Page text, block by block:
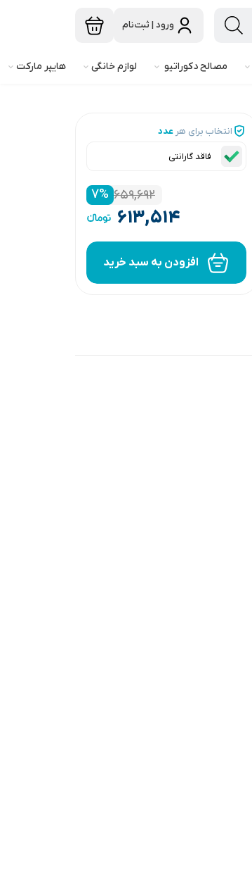
ورود | ثبت‌نام
مصالح دکوراتیو لوازم خانگی هایپر مارکت
انتخاب برای هر عدد
فاقد گارانتی
۷% ۶۵۹,۶۹۲
۶۱۳,۵۱۴
افزودن به سبد خرید